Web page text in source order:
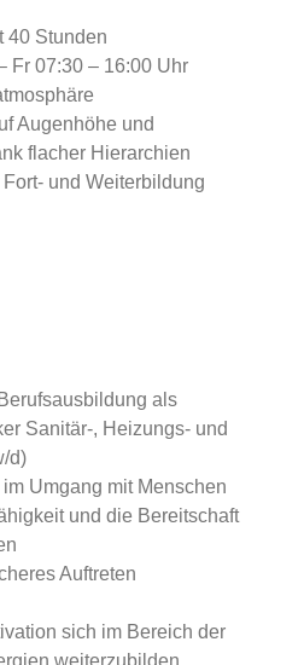
40 Stunden
Fr 07:30 – 16:00 Uhr
Augenhöhe und
flacher Hierarchien
und Weiterbildung
als
Sanitär-, Heizungs- und
d)
Umgang mit Menschen
und die Bereitschaft
Auftreten
sich im Bereich der
weiterzubilden